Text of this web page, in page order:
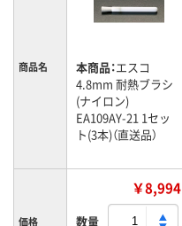
商品名 本商品：エスコ
4.8mm 耐熱ブラシ
(ナイロン)
EA109AY-21 1セッ
ト(3本)（直送品）
価格
￥8,994
数量